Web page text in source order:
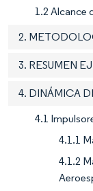
1.2 Alcance
2.
3. RESUMEN
4. DINÁMICA
4.1
4.1.1
4.1.2